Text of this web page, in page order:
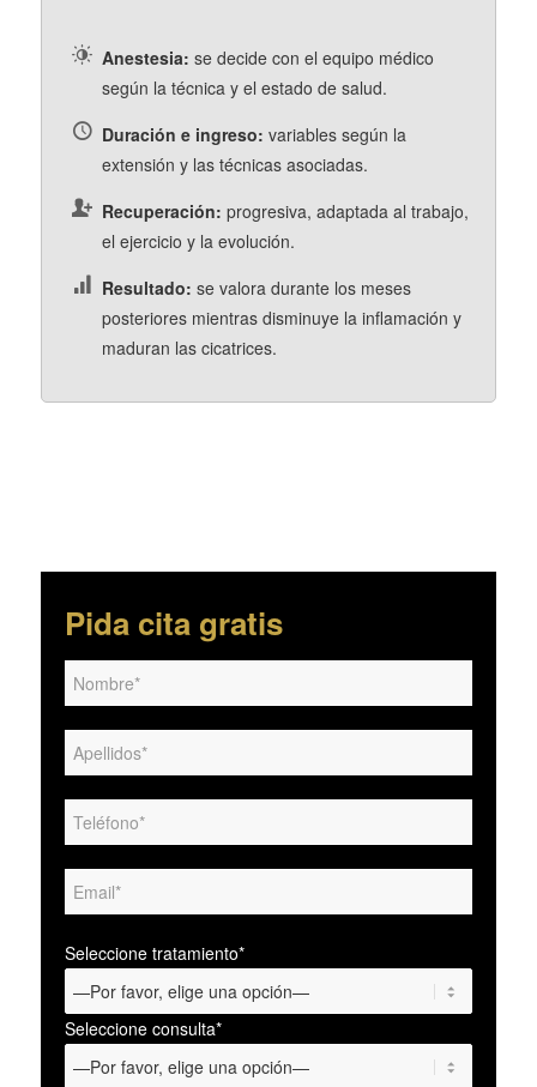
Anestesia: se decide con el equipo médico
según la técnica y el estado de salud.
Duración e ingreso: variables según la
extensión y las técnicas asociadas.
Recuperación: progresiva, adaptada al trabajo,
el ejercicio y la evolución.
Resultado: se valora durante los meses
posteriores mientras disminuye la inflamación y
maduran las cicatrices.
Pida cita gratis
Seleccione tratamiento*
Seleccione consulta*